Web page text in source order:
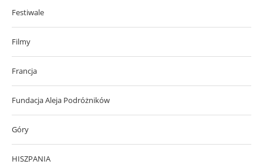
Festiwale
Filmy
Francja
Fundacja Aleja Podróżników
Góry
HISZPANIA